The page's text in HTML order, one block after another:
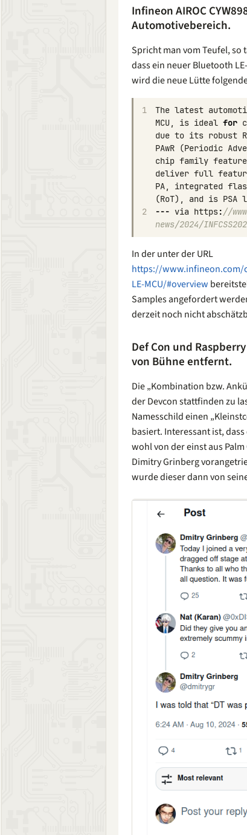
Infineon AIROC
Automotivebereich.
Spricht man vom Teufel, so
dass ein neuer Bluetooth
wird die neue Lütte
1 The latest
MCU, is ideal for
due to its robust
PAwR (Periodic
chip family
deliver full
PA, integrated
(RoT), and is PSA
2
--- via https://
news/2024/
In der unter der URL
https://www.infineon.com/
LE-MCU/#overview
Samples angefordert
derzeit noch nicht
Def Con und
von Bühne entfernt.
Die „Kombination bzw.
der Devcon stattfinden zu
Namesschild einen
basiert. Interessant ist,
wohl von der einst aus
Dimitry Grinberg
wurde dieser dann von